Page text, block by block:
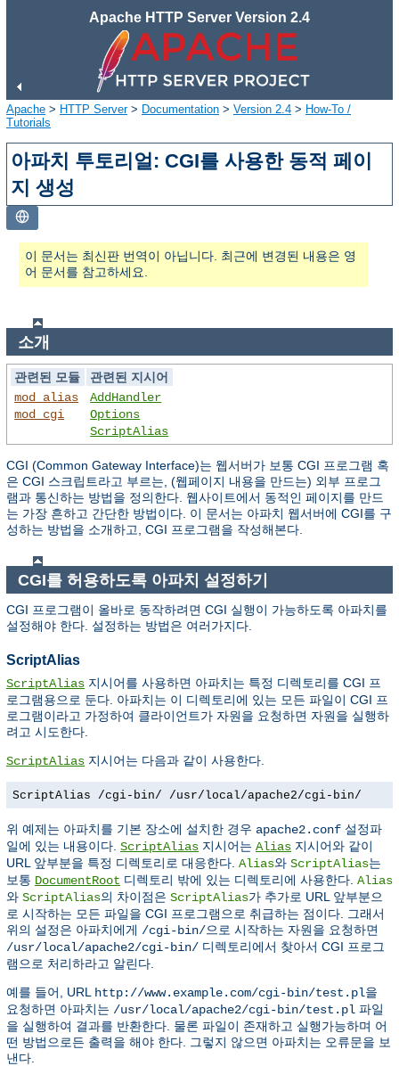
Apache HTTP Server Version 2.4
Apache > HTTP Server> Documentation > Version 2.4 > How-To /
Tutorials
아파치 투토리얼: CGI를 사용한 동적 페이
지 생성
이 문서는 최신판 번역이 아닙니다. 최근에 변경된 내용은 영
어 문서를 참고하세요.
소개
관련된 모듈
관련된 지시어
mod_alias
mod_cgi
AddHandler
Options
ScriptAlias
CGI (Common Gateway Interface)는 웹서버가 보통 CGI 프로그램 혹
은 CGI 스크립트라고 부르는, (웹페이지 내용을 만드는) 외부 프로그
램과 통신하는 방법을 정의한다. 웹사이트에서 동적인 페이지를 만드
는 가장 흔하고 간단한 방법이다. 이 문서는 아파치 웹서버에 CGI를 구
성하는 방법을 소개하고, CGI 프로그램을 작성해본다.
CGI를 허용하도록 아파치 설정하기
CGI 프로그램이 올바로 동작하려면 CGI 실행이 가능하도록 아파치를
설정해야 한다. 설정하는 방법은 여러가지다.
ScriptAlias
ScriptAlias 지시어를 사용하면 아파치는 특정 디렉토리를 CGI 프
로그램용으로 둔다. 아파치는 이 디렉토리에 있는 모든 파일이 CGI 프
로그램이라고 가정하여 클라이언트가 자원을 요청하면 자원을 실행하
려고 시도한다.
ScriptAlias 지시어는 다음과 같이 사용한다.
ScriptAlias /cgi-bin/ /usr/local/apache2/cgi-bin/
위 예제는 아파치를 기본 장소에 설치한 경우 apache2.conf 설정파
일에 있는 내용이다. ScriptAlias 지시어는 Alias 지시어와 같이
URL 앞부분을 특정 디렉토리로 대응한다. Alias와 ScriptAlias는
보통 DocumentRoot 디렉토리 밖에 있는 디렉토리에 사용한다. Alias
와 ScriptAlias의 차이점은 ScriptAlias가 추가로 URL 앞부분으
로 시작하는 모든 파일을 CGI 프로그램으로 취급하는 점이다. 그래서
위의 설정은 아파치에게 /cgi-bin/으로 시작하는 자원을 요청하면
/usr/local/apache2/cgi-bin/ 디렉토리에서 찾아서 CGI 프로그
램으로 처리하라고 알린다.
예를 들어, URL http://www.example.com/cgi-bin/test.pl을
요청하면 아파치는 /usr/local/apache2/cgi-bin/test.pl 파일
을 실행하여 결과를 반환한다. 물론 파일이 존재하고 실행가능하며 어
떤 방법으로든 출력을 해야 한다. 그렇지 않으면 아파치는 오류문을 보
낸다.